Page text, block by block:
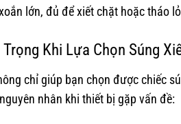
lớn, đủ để xiết chặt hoặc tháo
Khi Lựa Chọn Súng
chỉ giúp bạn chọn được chiếc
nhân khi thiết bị gặp vấn đề: